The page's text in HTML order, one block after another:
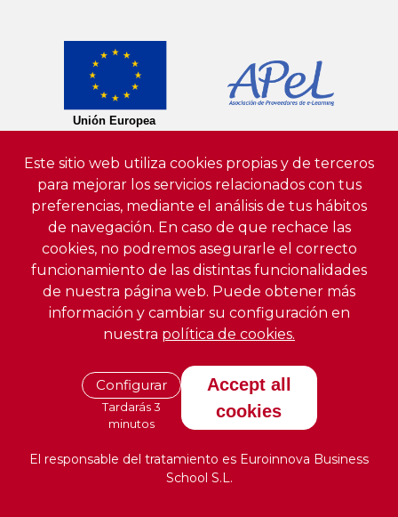
Este sitio web utiliza cookies propias y de terceros
para mejorar los servicios relacionados con tus
preferencias, mediante el análisis de tus hábitos
de navegación. En caso de que rechace las
cookies, no podremos asegurarle el correcto
funcionamiento de las distintas funcionalidades
de nuestra página web. Puede obtener más
información y cambiar su configuración en
nuestra política de cookies.
Configurar
Tardarás 3
minutos
Accept all
cookies
El responsable del tratamiento es Euroinnova Business
School S.L.